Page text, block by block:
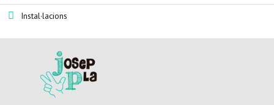
Instal·lacions